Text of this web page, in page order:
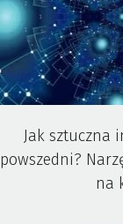
Jak sztuczna
powszedni?
na